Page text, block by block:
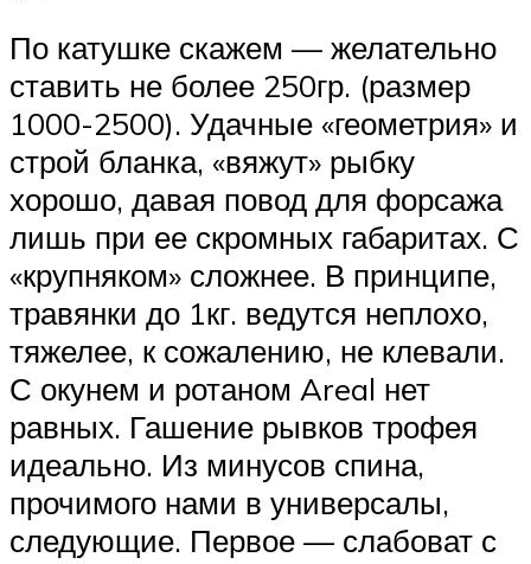
По катушке скажем — желательно
ставить не более 250гр. (размер
1000-2500). Удачные «геометрия» и
строй бланка, «вяжут» рыбку
хорошо, давая повод для форсажа
лишь при ее скромных габаритах. С
«крупняком» сложнее. В принципе,
травянки до 1кг. ведутся неплохо,
тяжелее, к сожалению, не клевали.
С окунем и ротаном Areal нет
равных. Гашение рывков трофея
идеально. Из минусов спина,
прочимого нами в универсалы,
следующие. Первое — слабоват с